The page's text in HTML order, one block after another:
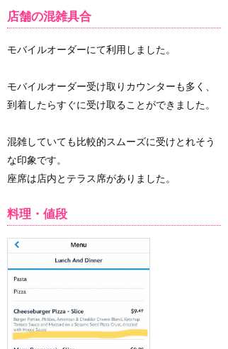
店舗の混雑具合
モバイルオーダーにて利用しました。
モバイルオーダー受け取りカウンターも多く、
到着したらすぐに受け取ることができました。
混雑していても比較的スムーズに受けとれそう
な印象です。
座席は店内とテラス席がありました。
料理・値段